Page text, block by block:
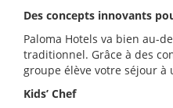
Des concepts innovants
Paloma Hotels va bien au-
traditionnel. Grâce à des
groupe élève votre séjour
Kids’ Chef